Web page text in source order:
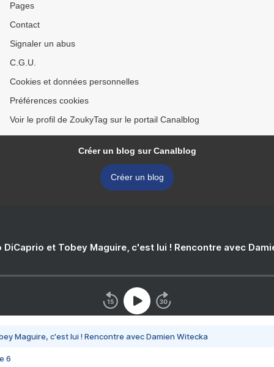
Pages
Contact
Signaler un abus
C.G.U.
Cookies et données personnelles
Préférences cookies
Voir le profil de ZoukyTag sur le portail Canalblog
Créer un blog sur Canalblog
Créer un blog
DiCaprio et Tobey Maguire, c'est lui ! Rencontre avec
Maguire, c'est lui ! Rencontre avec Damien Witecka
6